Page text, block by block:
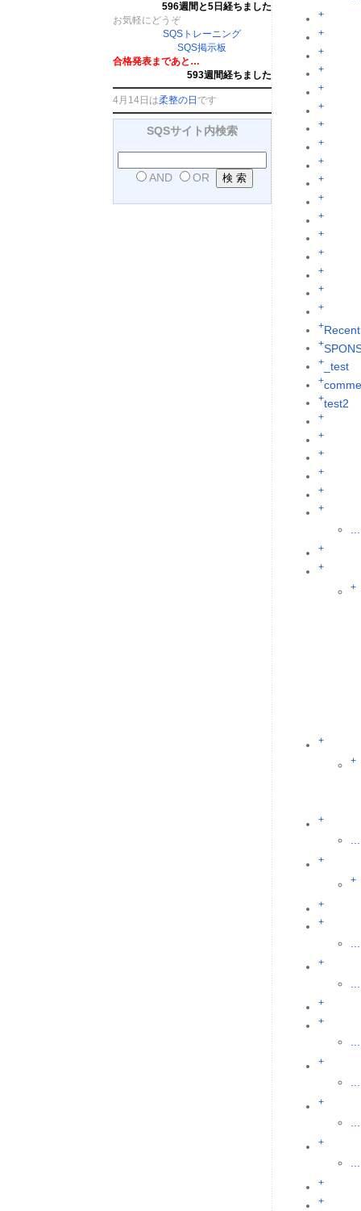
596週間と5日経ちました
お気軽にどうぞ
SQSトレーニング
SQS掲示板
合格発表まであと…
593週間経ちました
4月14日は柔整の日 です
SQSサイト内検索
AND OR
+
+
+
+
+
+
+
+
+
+
+
+
+
+
+
+
+
+
+
+_test
+
+test2
+
+
+
+
+
+
+
+
+
+
+
+
...
+
+
+
+
+
+
+
...
+
...
+
...
+
...
+
+